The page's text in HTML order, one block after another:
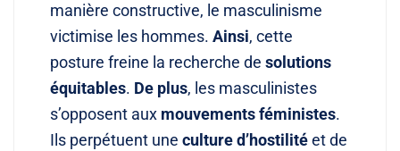
manière constructive, le masculinisme
victimise les hommes. Ainsi, cette
posture freine la recherche de solutions
équitables. De plus, les masculinistes
s’opposent aux mouvements féministes.
Ils perpétuent une culture d’hostilitéet de